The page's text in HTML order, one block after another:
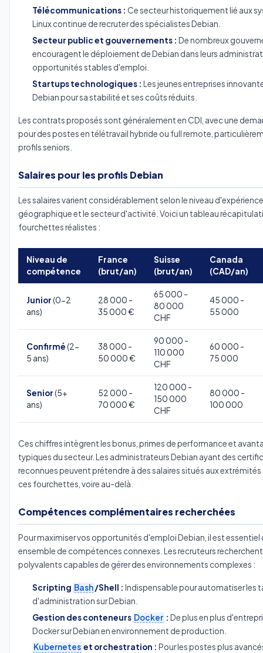
Télécommunications : Ce secteur historiquement lié aux
Linux continue de recruter des spécialistes Debian.
Secteur public et gouvernements : De nombreux
encouragent le déploiement de Debian dans leurs
opportunités stables d'emploi.
Startups technologiques : Les jeunes entreprises
Debian pour sa stabilité et ses coûts réduits.
Les contrats proposés sont généralement en CDI, avec une
pour des postes en télétravail hybride ou full remote,
profils seniors.
Salaires pour les profils Debian
Les salaires varient considérablement selon le niveau
géographique et le secteur d'activité. Voici un tableau
fourchettes réalistes :
Niveau de
compétence
France
(brut/an)
Suisse
(brut/an)
Canada
(CAD/an)
Junior(0-2
ans)
28 000 -
35 000 €
65 000 -
80 000
CHF
45 000 -
55 000
Confirmé(2-
5 ans)
38 000 -
50 000 €
90 000 -
110 000
CHF
60 000 -
75 000
Senior(5+
ans)
52 000 -
70 000 €
120 000 -
150 000
CHF
80 000 -
100 000
Ces chiffres intègrent les bonus, primes de performance et
typiques du secteur. Les administrateurs Debian ayant des
reconnues peuvent prétendre à des salaires situés aux extrémités
ces fourchettes, voire au-delà.
Compétences complémentaires recherchées
Pour maximiser vos opportunités d'emploi Debian, il est essentiel
ensemble de compétences connexes. Les recruteurs
polyvalents capables de gérer des environnements complexes :
Scripting Bash/Shell : Indispensable pour automatiser les
d'administration sur Debian.
Gestion des conteneurs Docker : De plus en plus
Docker sur Debian en environnement de production.
Kubernetes et orchestration : Pour les postes plus